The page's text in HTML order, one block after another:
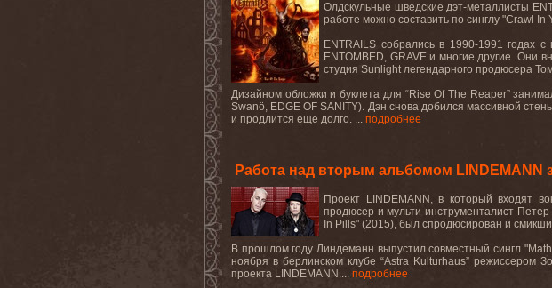
Олдскульные шведские дэт-металлисты
работе можно составить по синглу "Crawl In
ENTRAILS собрались в 1990-1991 годах
ENTOMBED, GRAVE и многие другие. Они
студия Sunlight легендарного продюсера
Дизайном обложки и буклета для “Rise Of The Reaper”
Swanö, EDGE OF SANITY). Дэн снова добился массивной
и продлится еще долго. ... подробнее
Работа над вторым альбомом LINDEMANN
Проект LINDEMANN, в который входят
продюсер и мульти-инструменталист
In Pills" (2015), был спродюсирован и
В прошлом году Линдеманн выпустил совместный сингл
ноября в берлинском клубе “Astra Kulturhaus” режиссером
проекта LINDEMANN.... подробнее